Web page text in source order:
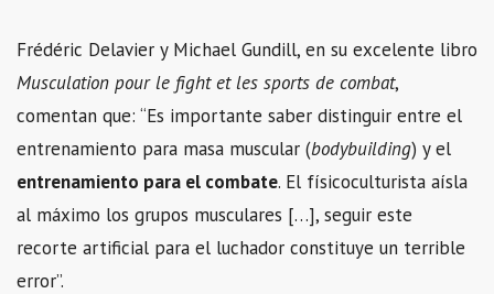
Frédéric Delavier y Michael Gundill, en su excelente libro
Musculation pour le fight et les sports de combat,
comentan que: “Es importante saber distinguir entre el
entrenamiento para masa muscular (bodybuilding) y el
entrenamiento para el combate. El físicoculturista aísla
al máximo los grupos musculares […], seguir este
recorte artificial para el luchador constituye un terrible
error”.